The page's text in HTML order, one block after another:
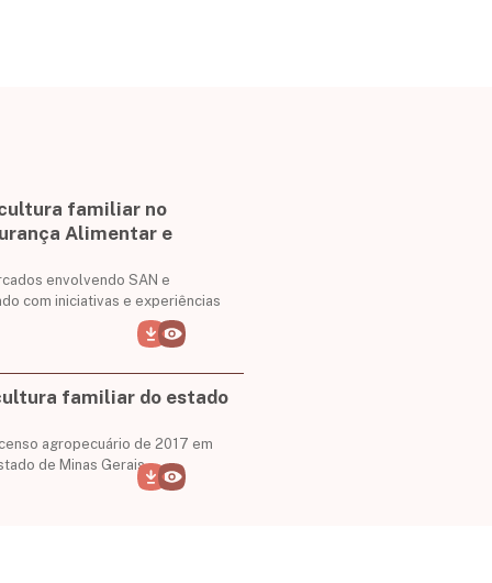
familiar no
Alimentar e
envolvendo SAN e
com iniciativas e experiências
familiar do estado
agropecuário de 2017 em
de Minas Gerais